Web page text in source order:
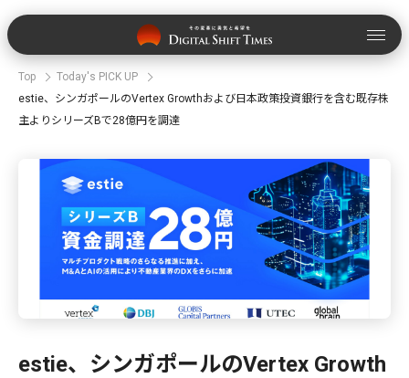
Top
Today's PICK UP
estie、シンガポールのVertex Growthおよび日本政策投資銀行を含む既存株
主よりシリーズBで28億円を調達⁠
estie、シンガポールのVertex Growth